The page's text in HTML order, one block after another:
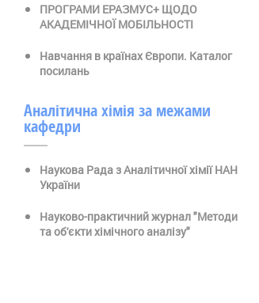
ПРОГРАМИ ЕРАЗМУС+ ЩОДО
АКАДЕМІЧНОЇ МОБІЛЬНОСТІ
Навчання в країнах Європи. Каталог
посилань
Аналітична хімія за межами
кафедри
Наукова Рада з Аналітичної хімії НАН
України
Науково-практичний журнал "Методи
та об'єкти хімічного аналізу"